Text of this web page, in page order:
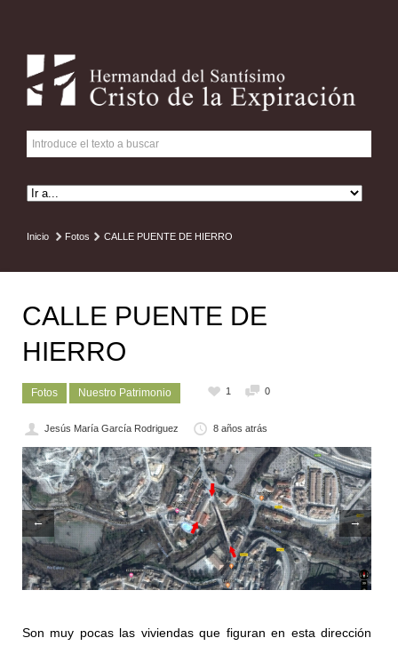
Inicio Fotos CALLE PUENTE DE HIERRO
CALLE PUENTE DE
HIERRO
Fotos Nuestro Patrimonio 1 0
Jesús María García Rodriguez 8 años atrás
← →
Son muy pocas las viviendas que figuran en esta dirección